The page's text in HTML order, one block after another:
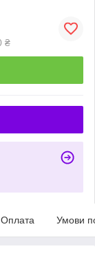
₴
Оплата Умови